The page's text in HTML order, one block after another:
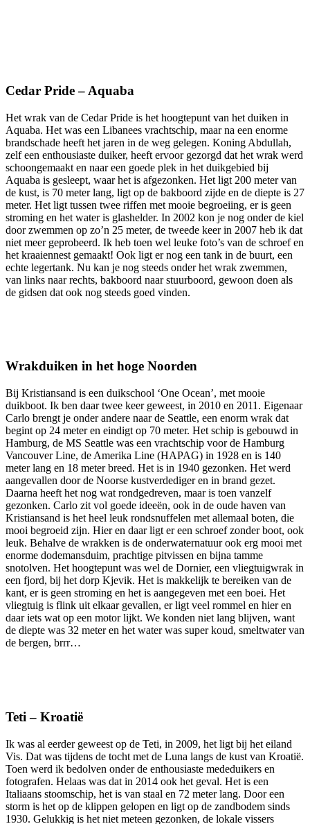
Cedar Pride – Aquaba
Het wrak van de Cedar Pride is het hoogtepunt van het duiken in
Aquaba. Het was een Libanees vrachtschip, maar na een enorme
brandschade heeft het jaren in de weg gelegen. Koning Abdullah,
zelf een enthousiaste duiker, heeft ervoor gezorgd dat het wrak werd
schoongemaakt en naar een goede plek in het duikgebied bij
Aquaba is gesleept, waar het is afgezonken. Het ligt 200 meter van
de kust, is 70 meter lang, ligt op de bakboord zijde en de diepte is 27
meter. Het ligt tussen twee riffen met mooie begroeiing, er is geen
stroming en het water is glashelder. In 2002 kon je nog onder de kiel
door zwemmen op zo’n 25 meter, de tweede keer in 2007 heb ik dat
niet meer geprobeerd. Ik heb toen wel leuke foto’s van de schroef en
het kraaiennest gemaakt! Ook ligt er nog een tank in de buurt, een
echte legertank. Nu kan je nog steeds onder het wrak zwemmen,
van links naar rechts, bakboord naar stuurboord, gewoon doen als
de gidsen dat ook nog steeds goed vinden.
Wrakduiken in het hoge Noorden
Bij Kristiansand is een duikschool ‘One Ocean’, met mooie
duikboot. Ik ben daar twee keer geweest, in 2010 en 2011. Eigenaar
Carlo brengt je onder andere naar de Seattle, een enorm wrak dat
begint op 24 meter en eindigt op 70 meter. Het schip is gebouwd in
Hamburg, de MS Seattle was een vrachtschip voor de Hamburg
Vancouver Line, de Amerika Line (HAPAG) in 1928 en is 140
meter lang en 18 meter breed. Het is in 1940 gezonken. Het werd
aangevallen door de Noorse kustverdediger en in brand gezet.
Daarna heeft het nog wat rondgedreven, maar is toen vanzelf
gezonken. Carlo zit vol goede ideeën, ook in de oude haven van
Kristiansand is het heel leuk rondsnuffelen met allemaal boten, die
mooi begroeid zijn. Hier en daar ligt er een schroef zonder boot, ook
leuk. Behalve de wrakken is de onderwaternatuur ook erg mooi met
enorme dodemansduim, prachtige pitvissen en bijna tamme
snotolven. Het hoogtepunt was wel de Dornier, een vliegtuigwrak in
een fjord, bij het dorp Kjevik. Het is makkelijk te bereiken van de
kant, er is geen stroming en het is aangegeven met een boei. Het
vliegtuig is flink uit elkaar gevallen, er ligt veel rommel en hier en
daar iets wat op een motor lijkt. We konden niet lang blijven, want
de diepte was 32 meter en het water was super koud, smeltwater van
de bergen, brrr…
Teti – Kroatië
Ik was al eerder geweest op de Teti, in 2009, het ligt bij het eiland
Vis. Dat was tijdens de tocht met de Luna langs de kust van Kroatië.
Toen werd ik bedolven onder de enthousiaste mededuikers en
fotografen. Helaas was dat in 2014 ook het geval. Het is een
Italiaans stoomschip, het is van staal en 72 meter lang. Door een
storm is het op de klippen gelopen en ligt op de zandbodem sinds
1930. Gelukkig is het niet meteen gezonken, de lokale vissers